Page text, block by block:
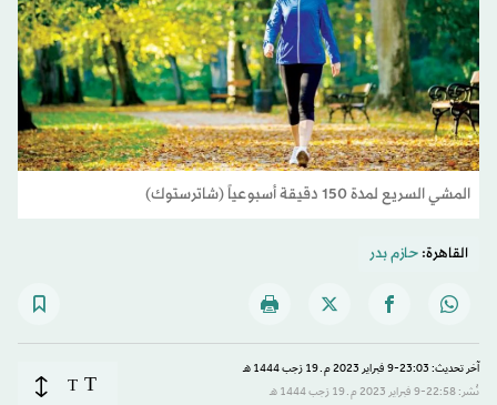
المشي السريع لمدة 150 دقيقة أسبوعياً (شاترستوك)
القاهرة:حازم بدر
آخر تحديث: 23:03-9 فبراير 2023 م ـ 19 رَجب 1444 هـ
نُشر: 22:58-9 فبراير 2023 م ـ 19 رَجب 1444 هـ
T
T